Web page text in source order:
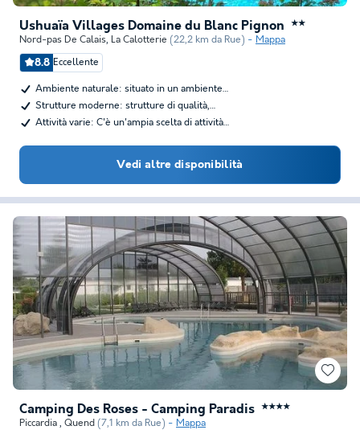
Ushuaïa Villages Domaine du Blanc Pignon ★★
Nord-pas De Calais, La Calotterie (22,2 km da Rue) Mappa
8.8 Eccellente
Ambiente naturale: situato in un ambiente…
Strutture moderne: strutture di qualità,…
Attività varie: C'è un'ampia scelta di attività…
Vedi altre disponibilità
Camping Des Roses - Camping Paradis ★★★★
Piccardia , Quend (7,1 km da Rue) Mappa